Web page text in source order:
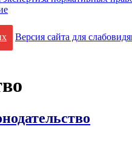
Версия сайта для